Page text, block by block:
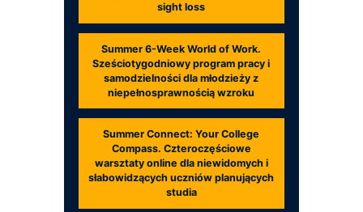
sight loss
Summer 6-Week World of Work.
Sześciotygodniowy program pracy i
samodzielności dla młodzieży z
niepełnosprawnością wzroku
Summer Connect: Your College
Compass. Czteroczęściowe
warsztaty online dla niewidomych i
słabowidzących uczniów planujących
studia